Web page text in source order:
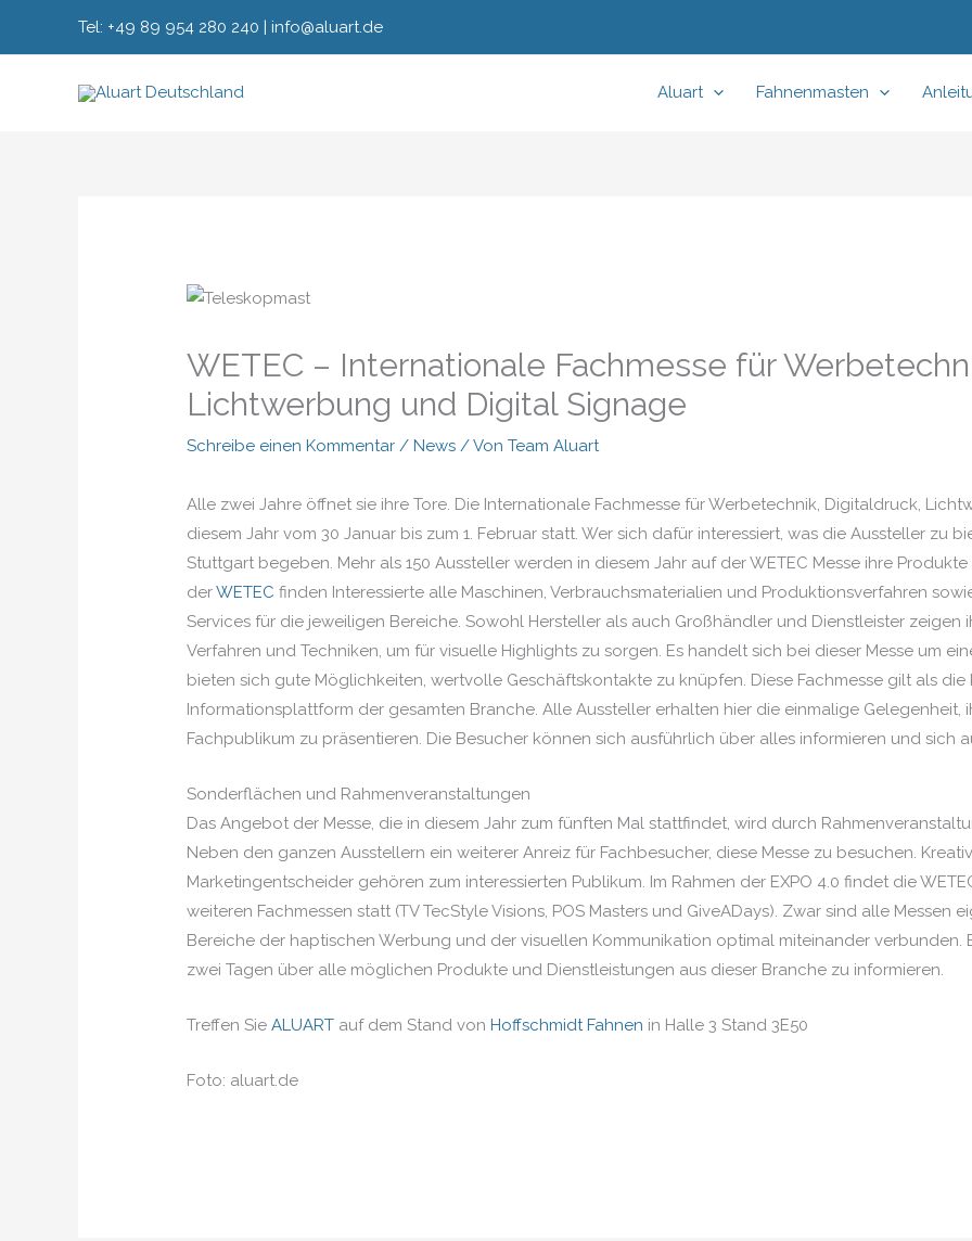
Tel: +49 89 954 280 240 | info@aluart.de
Aluart Fahnenmasten
WETEC – Internationale Fachmesse für
Lichtwerbung und Digital Signage
Schreibe einen Kommentar /News / VonTeam Aluart
Alle zwei Jahre öffnet sie ihre Tore. Die Internationale Fachmesse für Werbetechnik, Digitaldruck,
diesem Jahr vom 30 Januar bis zum 1. Februar statt. Wer sich dafür interessiert, was die Aussteller zu
Stuttgart begeben. Mehr als 150 Aussteller werden in diesem Jahr auf der WETEC Messe ihre
derWETEC finden Interessierte alle Maschinen, Verbrauchsmaterialien und Produktionsverfahren
Services für die jeweiligen Bereiche. Sowohl Hersteller als auch Großhändler und Dienstleister zeigen
Verfahren und Techniken, um für visuelle Highlights zu sorgen. Es handelt sich bei dieser Messe um
bieten sich gute Möglichkeiten, wertvolle Geschäftskontakte zu knüpfen. Diese Fachmesse gilt als
Informationsplattform der gesamten Branche. Alle Aussteller erhalten hier die einmalige Gelegenheit,
Fachpublikum zu präsentieren. Die Besucher können sich ausführlich über alles informieren und sich
Sonderflächen und Rahmenveranstaltungen
Das Angebot der Messe, die in diesem Jahr zum fünften Mal stattfindet, wird durch
Neben den ganzen Ausstellern ein weiterer Anreiz für Fachbesucher, diese Messe zu besuchen.
Marketingentscheider gehören zum interessierten Publikum. Im Rahmen der EXPO 4.0 findet die
weiteren Fachmessen statt (TV TecStyle Visions, POS Masters und GiveADays). Zwar sind alle
Bereiche der haptischen Werbung und der visuellen Kommunikation optimal miteinander verbunden.
zwei Tagen über alle möglichen Produkte und Dienstleistungen aus dieser Branche zu informieren.
Treffen SieALUART auf dem Stand vonHoffschmidt Fahnen in Halle 3 Stand 3E50
Foto: aluart.de